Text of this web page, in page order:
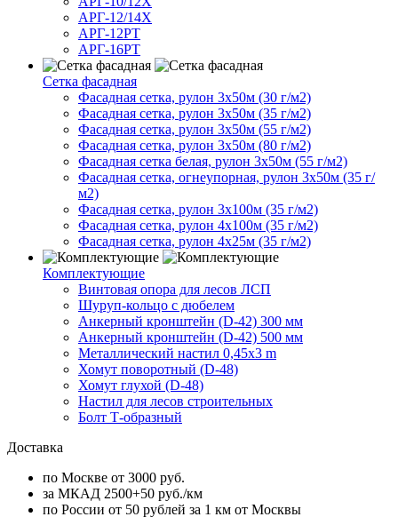
АРГ-12/14Х
АРГ-12РТ
АРГ-16РТ
Сетка фасадная
Фасадная сетка, рулон 3х50м (30 г/м2)
Фасадная сетка, рулон 3х50м (35 г/м2)
Фасадная сетка, рулон 3х50м (55 г/м2)
Фасадная сетка, рулон 3х50м (80 г/м2)
Фасадная сетка белая, рулон 3х50м (55 г/м2)
Фасадная сетка, огнеупорная, рулон 3х50м (35 г/
м2)
Фасадная сетка, рулон 3х100м (35 г/м2)
Фасадная сетка, рулон 4х100м (35 г/м2)
Фасадная сетка, рулон 4х25м (35 г/м2)
Комплектующие
Винтовая опора для лесов ЛСП
Шуруп-кольцо с дюбелем
Анкерный кронштейн (D-42) 300 мм
Анкерный кронштейн (D-42) 500 мм
Металлический настил 0,45x3 m
Хомут поворотный (D-48)
Хомут глухой (D-48)
Настил для лесов строительных
Болт Т-образный
Доставка
по Москве от 3000 руб.
за МКАД 2500+50 руб./км
по России от 50 рублей за 1 км от Москвы